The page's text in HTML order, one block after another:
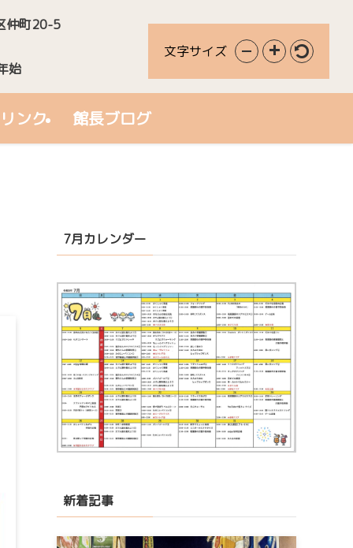
リンク 館長ブログ
仲町20-5
始
7月カレンダー
新着記事
文字サイズ